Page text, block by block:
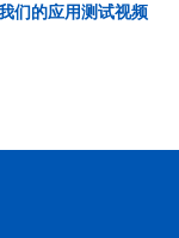
们的应用测试视频